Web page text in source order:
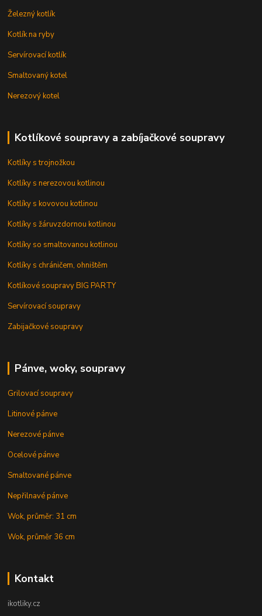
Železný kotlík
Kotlík na ryby
Servírovací kotlík
Smaltovaný kotel
Nerezový kotel
Kotlíkové soupravy a zabíjačkové soupravy
Kotlíky s trojnožkou
Kotlíky s nerezovou kotlinou
Kotlíky s kovovou kotlinou
Kotlíky s žáruvzdornou kotlinou
Kotlíky so smaltovanou kotlinou
Kotlíky s chráničem, ohništěm
Kotlíkové soupravy BIG PARTY
Servírovací soupravy
Zabijačkové soupravy
Pánve, woky, soupravy
Grilovací soupravy
Litinové pánve
Nerezové pánve
Ocelové pánve
Smaltované pánve
Nepřilnavé pánve
Wok, průměr: 31 cm
Wok, průměr 36 cm
Kontakt
ikotliky.cz